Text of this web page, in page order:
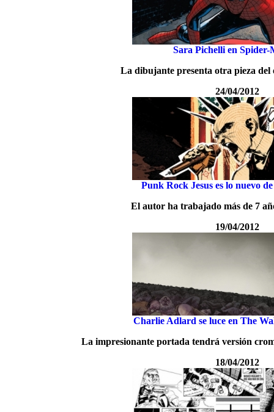
Sara Pichelli en Spider-
La dibujante presenta otra pieza
24/04/2012
Punk Rock Jesus es lo nuevo
El autor ha trabajado más de 7
19/04/2012
Charlie Adlard se luce en The
La impresionante portada tendrá versión
18/04/2012